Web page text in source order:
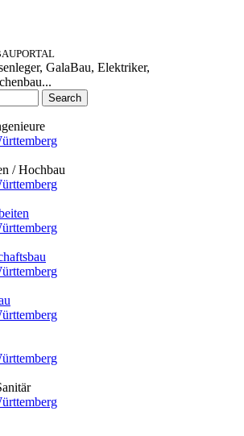
GalaBau, Elektriker,
Search
/ Hochbau